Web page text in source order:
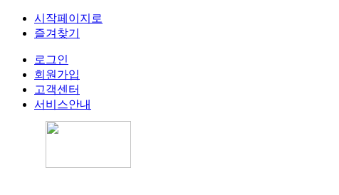
시작페이지로
즐겨찾기
로그인
회원가입
고객센터
서비스안내